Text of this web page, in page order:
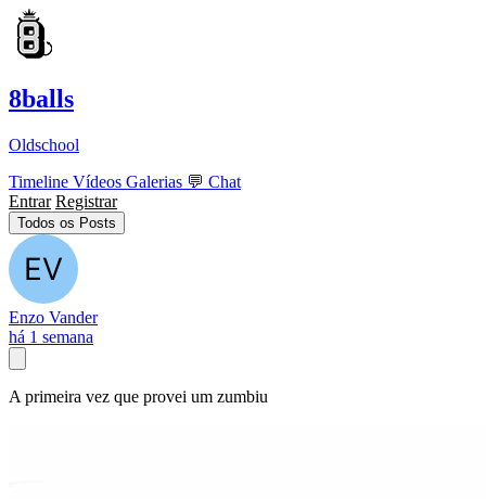
8balls
Oldschool
Timeline Vídeos Galerias 💬 Chat
Entrar Registrar
Todos os Posts
Enzo Vander
há 1 semana
A primeira vez que provei um zumbiu